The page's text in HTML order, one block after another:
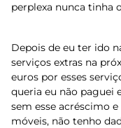
perplexa nunca tinha
Depois de eu ter ido
serviços extras na
euros por esses
queria eu não paguei
sem esse acréscimo
móveis, não tenho